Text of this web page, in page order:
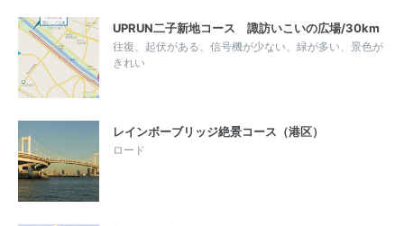
UPRUN二子新地コース 諏訪いこいの広場/30km
往復、起伏がある、信号機が少ない、緑が多い、景色が
きれい
レインボーブリッジ絶景コース（港区）
ロード